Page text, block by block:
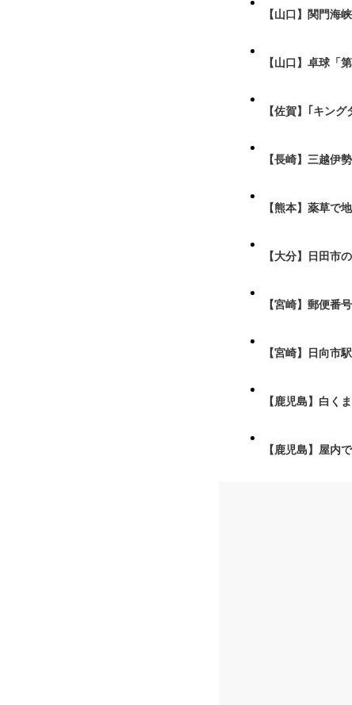
【山口】関門海
【山口】卓球「
【佐賀】｢キン
【長崎】三越伊
【熊本】薬草で
【大分】日田市
【宮崎】郵便番
【宮崎】日向市
【鹿児島】白く
【鹿児島】屋内